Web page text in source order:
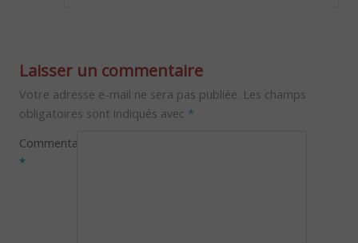
Laisser un commentaire
Votre adresse e-mail ne sera pas publiée. Les champs
obligatoires sont indiqués avec *
Commentaire
*